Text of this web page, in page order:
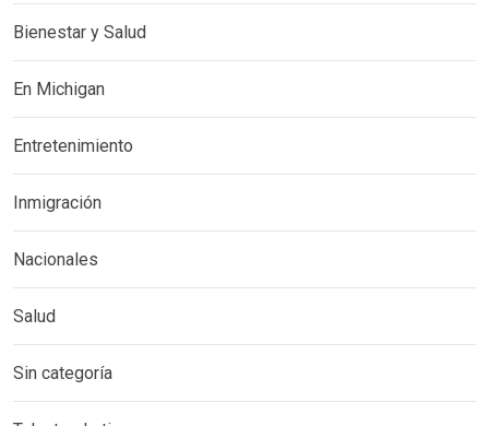
Bienestar y Salud
En Michigan
Entretenimiento
Inmigración
Nacionales
Salud
Sin categoría